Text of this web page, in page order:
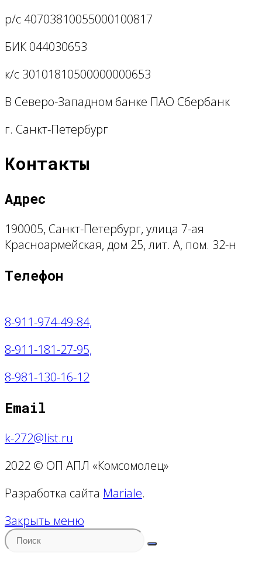
р/с 40703810055000100817
БИК 044030653
к/с 30101810500000000653
В Северо-Западном банке ПАО Сбербанк
г. Санкт-Петербург
Контакты
Адрес
190005, Санкт-Петербург, улица 7-ая
Красноармейская, дом 25, лит. А, пом. 32-н
Телефон
8-911-974-49-84,
8-911-181-27-95,
8-981-130-16-12
Email
k-272@list.ru
2022 © ОП АПЛ «Комсомолец»
Разработка сайта Mariale.
Закрыть меню